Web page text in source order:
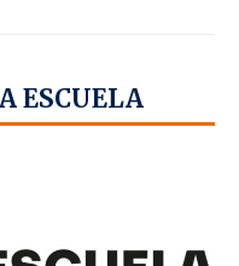
ESCUELA